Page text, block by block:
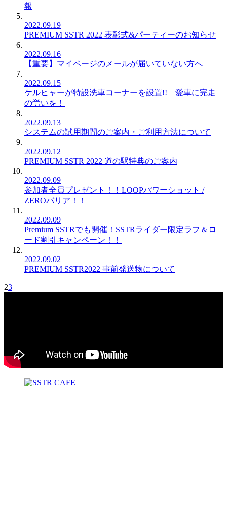
報
2022.09.19
PREMIUM SSTR 2022 表彰式&パーティーのお知らせ
2022.09.16
【重要】マイページのメールが届いていない方へ
2022.09.15
ケルヒャーが特設洗車コーナーを設置!! 愛車に完走
の労いを！
2022.09.13
システムの試用期間のご案内・ご利用方法について
2022.09.12
PREMIUM SSTR 2022 道の駅特典のご案内
2022.09.09
参加者全員プレゼント！！LOOPパワーショット /
ZEROバリア！！
2022.09.09
Premium SSTRでも開催！SSTRライダー限定ラフ＆ロ
ード割引キャンペーン！！
2022.09.02
PREMIUM SSTR2022 事前発送物について
23